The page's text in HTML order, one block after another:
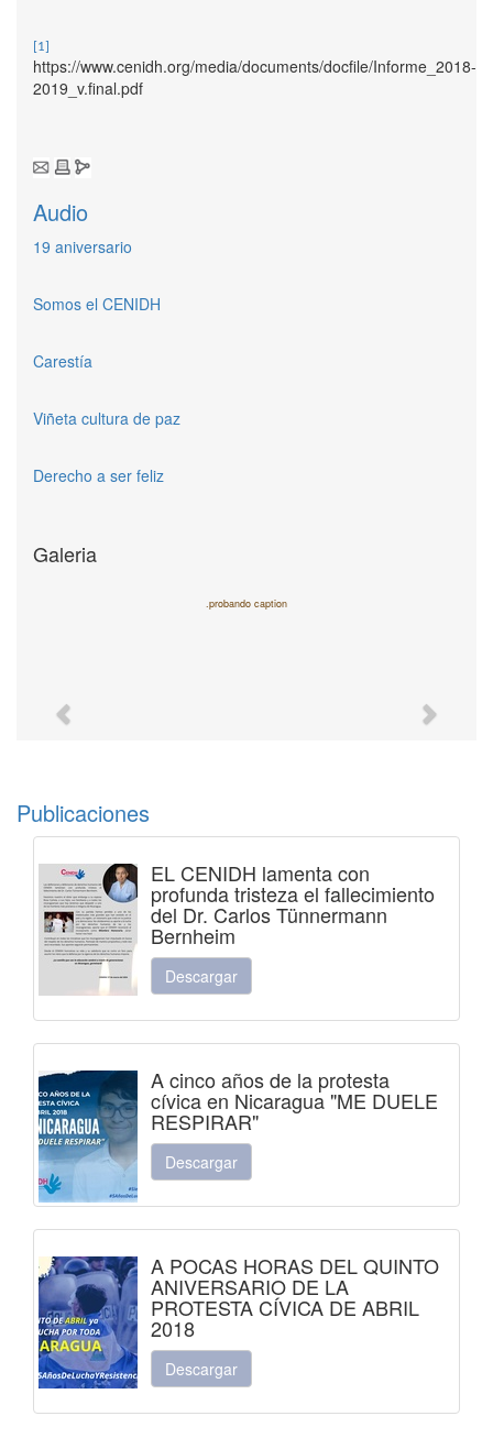
[1]
https://www.cenidh.org/media/documents/docfile/Informe_2018-
2019_v.final.pdf
Audio
19 aniversario
Somos el CENIDH
Carestía
Viñeta cultura de paz
Derecho a ser feliz
Galeria
.probando caption
Previous Next
Publicaciones
EL CENIDH lamenta con
profunda tristeza el fallecimiento
del Dr. Carlos Tünnermann
Bernheim
Descargar
A cinco años de la protesta
cívica en Nicaragua "ME DUELE
RESPIRAR"
Descargar
A POCAS HORAS DEL QUINTO
ANIVERSARIO DE LA
PROTESTA CÍVICA DE ABRIL
2018
Descargar